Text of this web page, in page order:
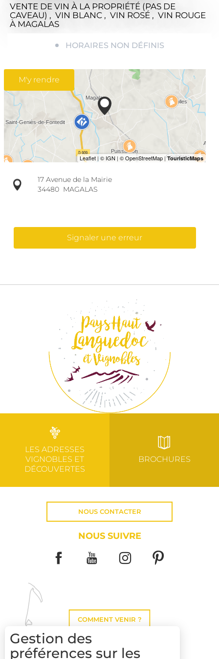
VENTE DE VIN À LA PROPRIÉTÉ (PAS DE
CAVEAU) , VIN BLANC , VIN ROSÉ , VIN ROUGE
À MAGALAS
HORAIRES NON DÉFINIS
M'y rendre
17 Avenue de la Mairie
34480 MAGALAS
Signaler une erreur
LES ADRESSES
VIGNOBLES ET
DÉCOUVERTES
BROCHURES
NOUS CONTACTER
NOUS SUIVRE
COMMENT VENIR ?
Gestion des
préférences sur les